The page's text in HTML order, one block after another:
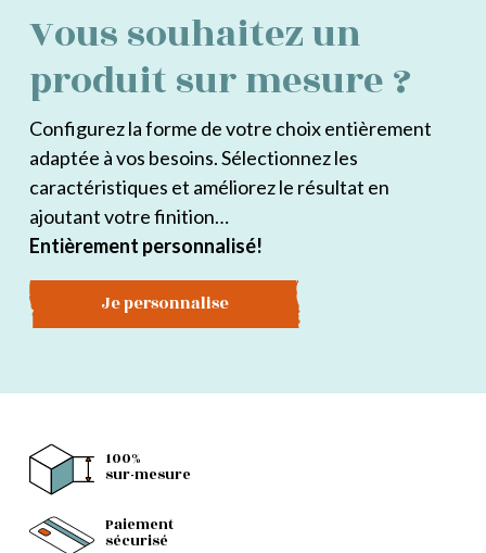
Vous souhaitez un
produit sur mesure ?
Configurez la forme de votre choix entièrement
adaptée à vos besoins. Sélectionnez les
caractéristiques et améliorez le résultat en
ajoutant votre finition…
Entièrement personnalisé!
Je personnalise
100%
sur-mesure
Paiement
sécurisé